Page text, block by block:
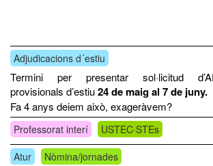
Adjudicacions d´estiu
Termini per presentar sol·licitud
provisionals d’estiu24 de maig al 7 de juny.
Fa 4 anys deiem això, exageràvem?
Professorat interí USTEC·STEs
Atur Nòmina/jornades